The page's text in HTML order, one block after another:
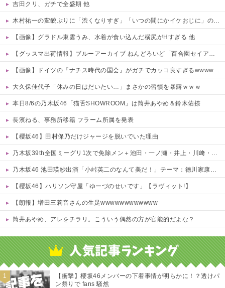
吉田クリ、ガチで全盛期 他
木村祐一の変貌ぶりに「渋くなりすぎ」「いつの間にかイケおじに」の声 他
【画像】グラドル東雲うみ、水着が食い込んだ横尻がHすぎる 他
【グッスマ出荷情報】ブルーアーカイブ ねんどろいど「百合園セイア」「竜華キサキ」「早瀬ユウカ(再販)」ほか【発売日決定】
【画像】ドイツの『ナチス時代の国会』がガチでカッコ良すぎるwwwwwww
大久保佳代子「休みの日はだいたい…」まさかの習慣を暴露ｗｗｗ
本日8/6の乃木坂46「猫舌SHOWROOM」は筒井あやめ＆鈴木佑捺
長濱ねる、事務所移籍 フラーム所属を発表
【櫻坂46】田村保乃だけジャージを脱いでいた理由
乃木坂39th全国ミーグリ1次で免除メン＋池田・一ノ瀬・井上・川﨑・菅原・中西が全完売
乃木坂46 池田瑛紗出演「小峠英二のなんて美だ！」テーマ：徳川家康【2025.8.5 24:00〜 TOKYO MX】
【櫻坂46】ハリソン守屋「ゆーづのせいです」【ラヴィット!】
【朗報】増田三莉音さんの生足wwwwwwwwwwww
筒井あやめ、アレをチラリ。こういう偶然の方が官能的だよな？
【衝撃】櫻坂46メンバーの下着事情が明らかに！？透けパ
ン祭りで fans 騒然